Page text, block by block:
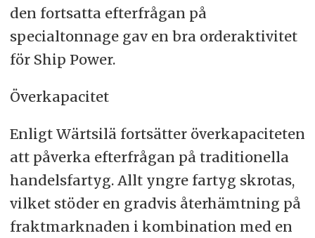
den fortsatta efterfrågan på
specialtonnage gav en bra orderaktivitet
för Ship Power.
Överkapacitet
Enligt Wärtsilä fortsätter överkapaciteten
att påverka efterfrågan på traditionella
handelsfartyg. Allt yngre fartyg skrotas,
vilket stöder en gradvis återhämtning på
fraktmarknaden i kombination med en